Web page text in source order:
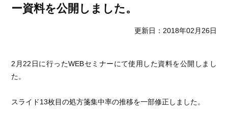
ー資料を公開しました。
更新日：2018年02月26日
2月22日に行ったWEBセミナーにて使用した資料を公開しまし
た。
スライド13枚目の処方箋集中率の推移を一部修正しました。